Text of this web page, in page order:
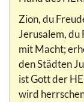
Zion, du
Jerusalem, du
mit Macht;
den Städten
ist Gott der
wird